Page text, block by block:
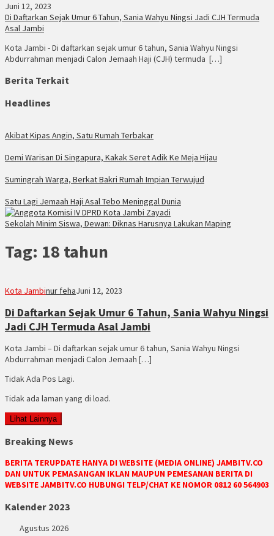
Juni 12, 2023
Di Daftarkan Sejak Umur 6 Tahun, Sania Wahyu Ningsi Jadi CJH Termuda
Asal Jambi
Kota Jambi - Di daftarkan sejak umur 6 tahun, Sania Wahyu Ningsi
Abdurrahman menjadi Calon Jemaah Haji (CJH) termuda […]
Berita Terkait
Headlines
Akibat Kipas Angin, Satu Rumah Terbakar
Demi Warisan Di Singapura, Kakak Seret Adik Ke Meja Hijau
Sumingrah Warga, Berkat Bakri Rumah Impian Terwujud
Satu Lagi Jemaah Haji Asal Tebo Meninggal Dunia
Sekolah Minim Siswa, Dewan: Diknas Harusnya Lakukan Maping
Tag: 18 tahun
Kota Jambinur fehaJuni 12, 2023
Di Daftarkan Sejak Umur 6 Tahun, Sania Wahyu Ningsi
Jadi CJH Termuda Asal Jambi
Kota Jambi – Di daftarkan sejak umur 6 tahun, Sania Wahyu Ningsi
Abdurrahman menjadi Calon Jemaah […]
Tidak Ada Pos Lagi.
Tidak ada laman yang di load.
Lihat Lainnya
Breaking News
BERITA TERUPDATE HANYA DI WEBSITE (MEDIA ONLINE) JAMBITV.CO
DAN UNTUK PEMASANGAN IKLAN MAUPUN PEMESANAN BERITA DI
WEBSITE JAMBITV.CO HUBUNGI TELP/CHAT KE NOMOR 0812 60 564903
Kalender 2023
Agustus 2026